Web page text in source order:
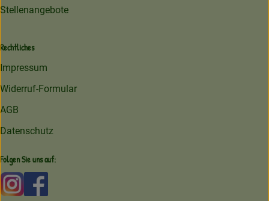
Stellenangebote
Rechtliches
Impressum
Widerruf-Formular
AGB
Datenschutz
Folgen Sie uns auf:
Externer Link zu https://www.instagram.com/